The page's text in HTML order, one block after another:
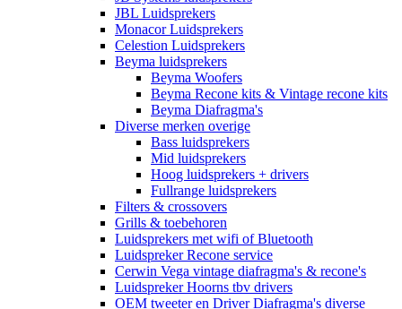
JBL Luidsprekers
Monacor Luidsprekers
Celestion Luidsprekers
Beyma luidsprekers
Beyma Woofers
Beyma Recone kits & Vintage recone kits
Beyma Diafragma's
Diverse merken overige
Bass luidsprekers
Mid luidsprekers
Hoog luidsprekers + drivers
Fullrange luidsprekers
Filters & crossovers
Grills & toebehoren
Luidsprekers met wifi of Bluetooth
Luidspreker Recone service
Cerwin Vega vintage diafragma's & recone's
Luidspreker Hoorns tbv drivers
OEM tweeter en Driver Diafragma's diverse